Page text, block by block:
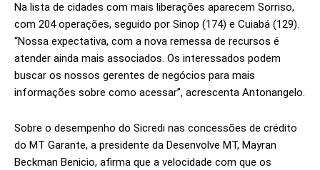
Na lista de cidades com mais liberações aparecem Sorriso,
com 204 operações, seguido por Sinop (174) e Cuiabá (129).
“Nossa expectativa, com a nova remessa de recursos é
atender ainda mais associados. Os interessados podem
buscar os nossos gerentes de negócios para mais
informações sobre como acessar”, acrescenta Antonangelo.
Sobre o desempenho do Sicredi nas concessões de crédito
do MT Garante, a presidente da Desenvolve MT, Mayran
Beckman Benicio, afirma que a velocidade com que os